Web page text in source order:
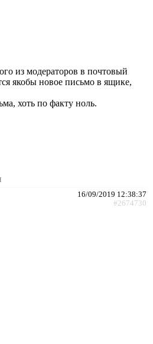
из модераторов в почтовый
якобы новое письмо в ящике,
хоть по факту ноль.
16/09/2019 12:38:37
#2674730